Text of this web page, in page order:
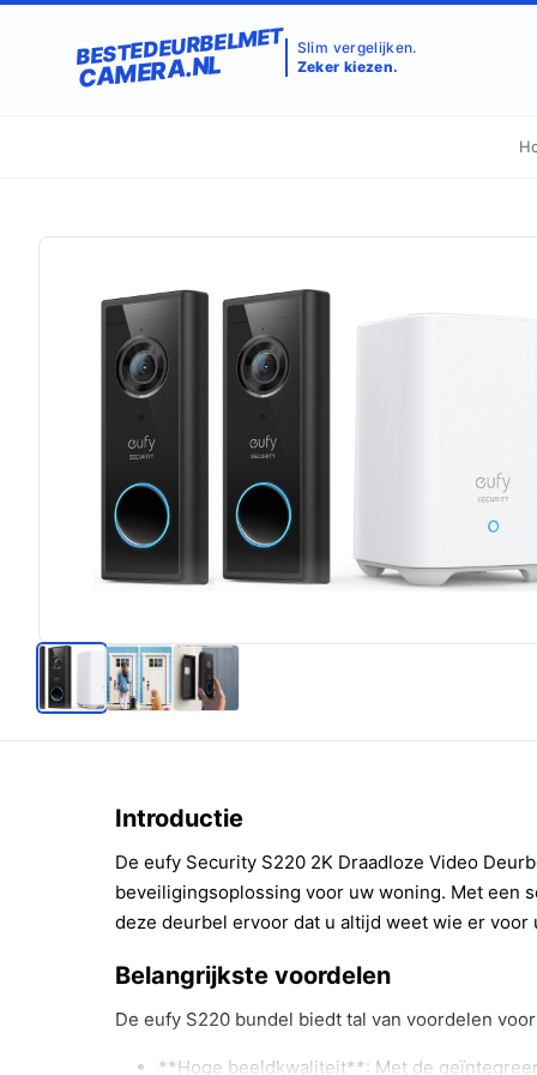
BESTEDEURBELMET
CAMERA.NL
Slim vergelijken.
Zeker kiezen.
Introductie
De eufy Security S220 2K Draadloze Video
beveiligingsoplossing voor uw woning. Met een
deze deurbel ervoor dat u altijd weet wie er voor
Belangrijkste voordelen
De eufy S220 bundel biedt tal van voordelen
**Hoge beeldkwaliteit**: Met de